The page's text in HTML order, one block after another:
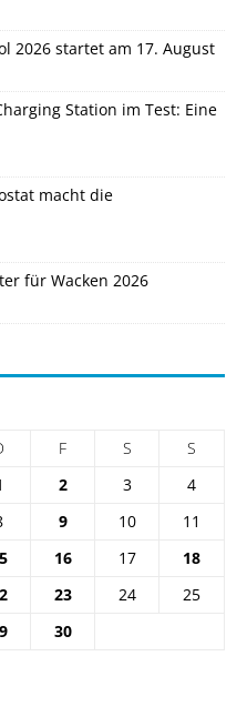
2026 startet am 17. August
Station im Test: Eine
macht die
für Wacken 2026
F S
S
2 3
4
9 10
11
16 17
18
23 24
25
30